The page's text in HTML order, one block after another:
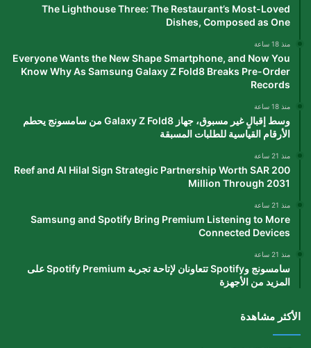
The Lighthouse Three: The Restaurant’s Most-Loved
Dishes, Composed as One
منذ 18 ساعة
Everyone Wants the New Shape Smartphone, and Now You
Know Why As Samsung Galaxy Z Fold8 Breaks Pre-Order
Records
منذ 18 ساعة
وسط إقبالٍ غير مسبوق، جهاز Galaxy Z Fold8 من سامسونج يحطم
الأرقام القياسية للطلبات المسبقة
منذ 21 ساعة
Reef and Al Hilal Sign Strategic Partnership Worth SAR 200
Million Through 2031
منذ 21 ساعة
Samsung and Spotify Bring Premium Listening to More
Connected Devices
منذ 21 ساعة
سامسونج وSpotify تتعاونان لإتاحة تجربة Spotify Premium على
المزيد من الأجهزة
الأكثر مشاهدة